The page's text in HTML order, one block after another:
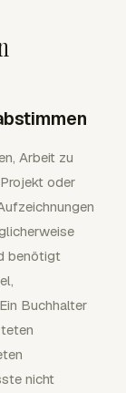
Arbeit zu
oder
benötigt
Buchhalter
nicht